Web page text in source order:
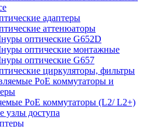
адаптеры
аттенюаторы
оптические G652D
оптические монтажные
оптические G657
циркуляторы, фильтры
PoE коммутаторы и
PoE коммутаторы (L2/ L2+)
узлы доступа